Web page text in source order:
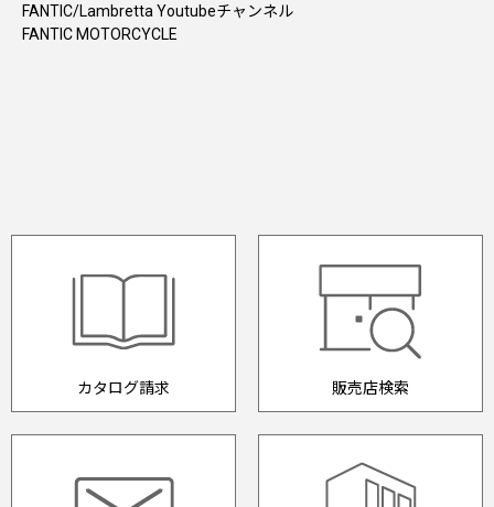
FANTIC/Lambretta Youtubeチャンネル
FANTIC MOTORCYCLE
カタログ請求 販売店検索